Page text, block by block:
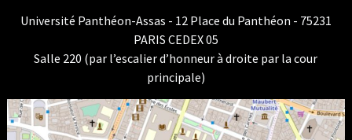
Université Panthéon-Assas - 12 Place du Panthéon - 75231
PARIS CEDEX 05
Salle 220 (par l’escalier d’honneur à droite par la cour
principale)